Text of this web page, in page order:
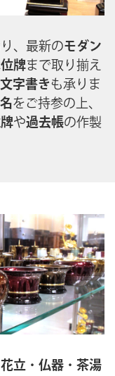
、最新のモダン
牌まで取り揃え
文字書きも承りま
をご持参の上、
や過去帳の作製
花立 ・ 仏器 ・ 茶湯